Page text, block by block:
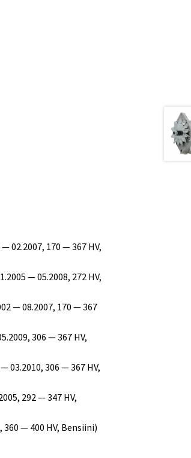
02.2007, 170 — 367 HV,
— 05.2008, 272 HV,
— 08.2007, 170 — 367
306 — 367 HV,
03.2010, 306 — 367 HV,
292 — 347 HV,
360 — 400 HV, Bensiini)